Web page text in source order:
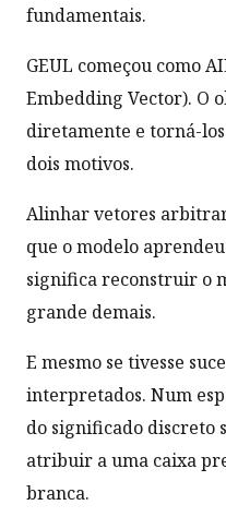
fundamentais.
GEUL começou como
Embedding Vector). O
diretamente e torná-
dois motivos.
Alinhar vetores
que o modelo
significa reconstruir o
grande demais.
E mesmo se tivesse
interpretados. Num
do significado discreto
atribuir a uma caixa
branca.